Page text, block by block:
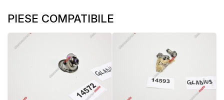
PIESE COMPATIBILE